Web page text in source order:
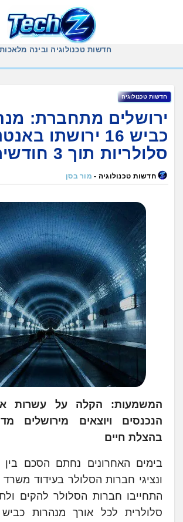
חדשות טכנולוגיה ובינה
חדשות טכנולוגיה
ירושלים מתחברת:
כביש 16 ירושתו
סלולריות תוך 3 חודשים
חדשות טכנולוגיה - מור בסן
המשמעות: הקלה על עשרות
הנכנסים ויוצאים מירושלים
בהצלת חיים
בימים האחרונים נחתם הסכם בין
ונציגי חברות הסלולר בעידוד
התחייבו חברות הסלולר להקים